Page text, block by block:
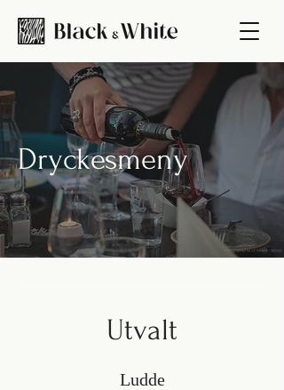
Dryckesmeny
Utvalt
Ludde